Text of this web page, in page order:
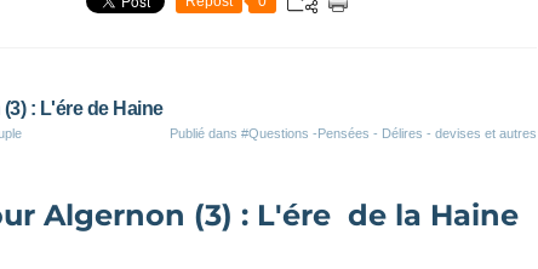
: L'ére de Haine
Publié dans #Questions -Pensées - Délires - devises et autres
Algernon (3) : L'ére de la Haine